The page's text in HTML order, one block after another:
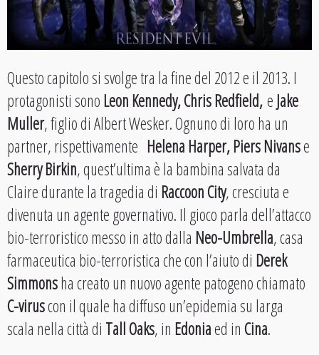
Questo capitolo si svolge tra la fine del 2012 e il 2013. I
protagonisti sonoLeon Kennedy, Chris Redfield,eJake
Muller, figlio di Albert Wesker. Ognuno di loro ha un
partner, rispettivamente Helena Harper, Piers Nivanse
Sherry Birkin, quest’ultima è la bambina salvata da
Claire durante la tragedia di Raccoon City, cresciuta e
divenuta un agente governativo. Il gioco parla dell’attacco
bio-terroristico messo in atto dalla Neo-Umbrella, casa
farmaceutica bio-terroristica che con l’aiuto di Derek
Simmonsha creato un nuovo agente patogeno chiamato
C-viruscon il quale ha diffuso un’epidemia su larga
scala nella città di Tall Oaks, in Edoniaed inCina.